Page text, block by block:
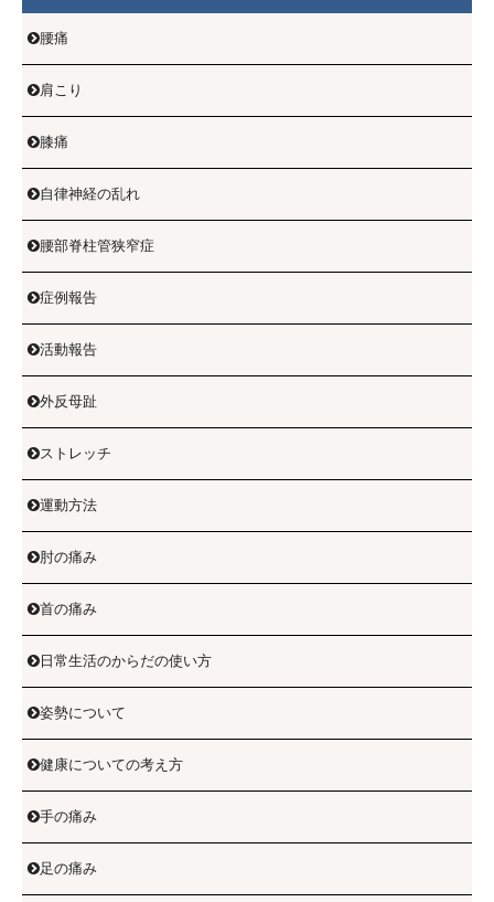
腰痛
肩こり
膝痛
自律神経の乱れ
腰部脊柱管狭窄症
症例報告
活動報告
外反母趾
ストレッチ
運動方法
肘の痛み
首の痛み
日常生活のからだの使い方
姿勢について
健康についての考え方
手の痛み
足の痛み